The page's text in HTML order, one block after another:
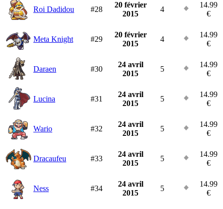
Roi Dadidou #28
20 février
2015
4
14.99
€
Meta Knight #29
20 février
2015
4
14.99
€
Daraen #30
24 avril
2015
5
14.99
€
Lucina #31
24 avril
2015
5
14.99
€
Wario #32
24 avril
2015
5
14.99
€
Dracaufeu #33
24 avril
2015
5
14.99
€
Ness #34
24 avril
2015
5
14.99
€